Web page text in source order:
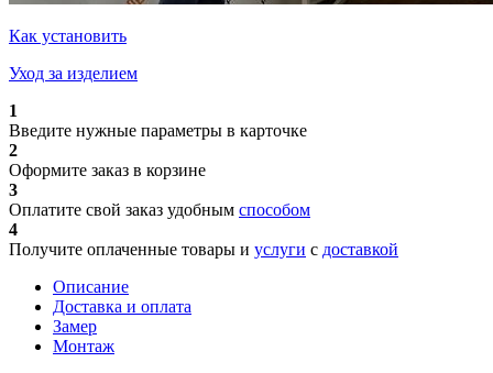
Как установить
Уход за изделием
1
Введите нужные параметры в карточке
2
Оформите заказ в корзине
3
Оплатите свой заказ удобным способом
4
Получите оплаченные товары и услуги с доставкой
Описание
Доставка и оплата
Замер
Монтаж